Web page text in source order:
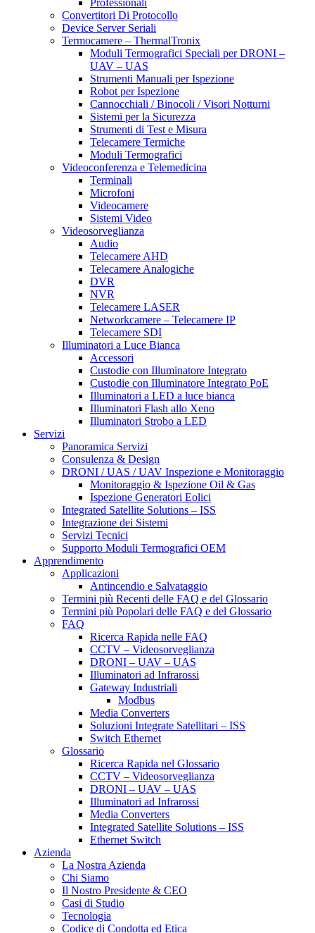
Professionali
Convertitori Di Protocollo
Device Server Seriali
Termocamere – ThermalTronix
Moduli Termografici Speciali per DRONI –
UAV – UAS
Strumenti Manuali per Ispezione
Robot per Ispezione
Cannocchiali / Binocoli / Visori Notturni
Sistemi per la Sicurezza
Strumenti di Test e Misura
Telecamere Termiche
Moduli Termografici
Videoconferenza e Telemedicina
Terminali
Microfoni
Videocamere
Sistemi Video
Videosorveglianza
Audio
Telecamere AHD
Telecamere Analogiche
DVR
NVR
Telecamere LASER
Networkcamere – Telecamere IP
Telecamere SDI
Illuminatori a Luce Bianca
Accessori
Custodie con Illuminatore Integrato
Custodie con Illuminatore Integrato PoE
Illuminatori a LED a luce bianca
Illuminatori Flash allo Xeno
Illuminatori Strobo a LED
Servizi
Panoramica Servizi
Consulenza & Design
DRONI / UAS / UAV Inspezione e Monitoraggio
Monitoraggio & Ispezione Oil & Gas
Ispezione Generatori Eolici
Integrated Satellite Solutions – ISS
Integrazione dei Sistemi
Servizi Tecnici
Supporto Moduli Termografici OEM
Apprendimento
Applicazioni
Antincendio e Salvataggio
Termini più Recenti delle FAQ e del Glossario
Termini più Popolari delle FAQ e del Glossario
FAQ
Ricerca Rapida nelle FAQ
CCTV – Videosorveglianza
DRONI – UAV – UAS
Illuminatori ad Infrarossi
Gateway Industriali
Modbus
Media Converters
Soluzioni Integrate Satellitari – ISS
Switch Ethernet
Glossario
Ricerca Rapida nel Glossario
CCTV – Videosorveglianza
DRONI – UAV – UAS
Illuminatori ad Infrarossi
Media Converters
Integrated Satellite Solutions – ISS
Ethernet Switch
Azienda
La Nostra Azienda
Chi Siamo
Il Nostro Presidente & CEO
Casi di Studio
Tecnologia
Codice di Condotta ed Etica